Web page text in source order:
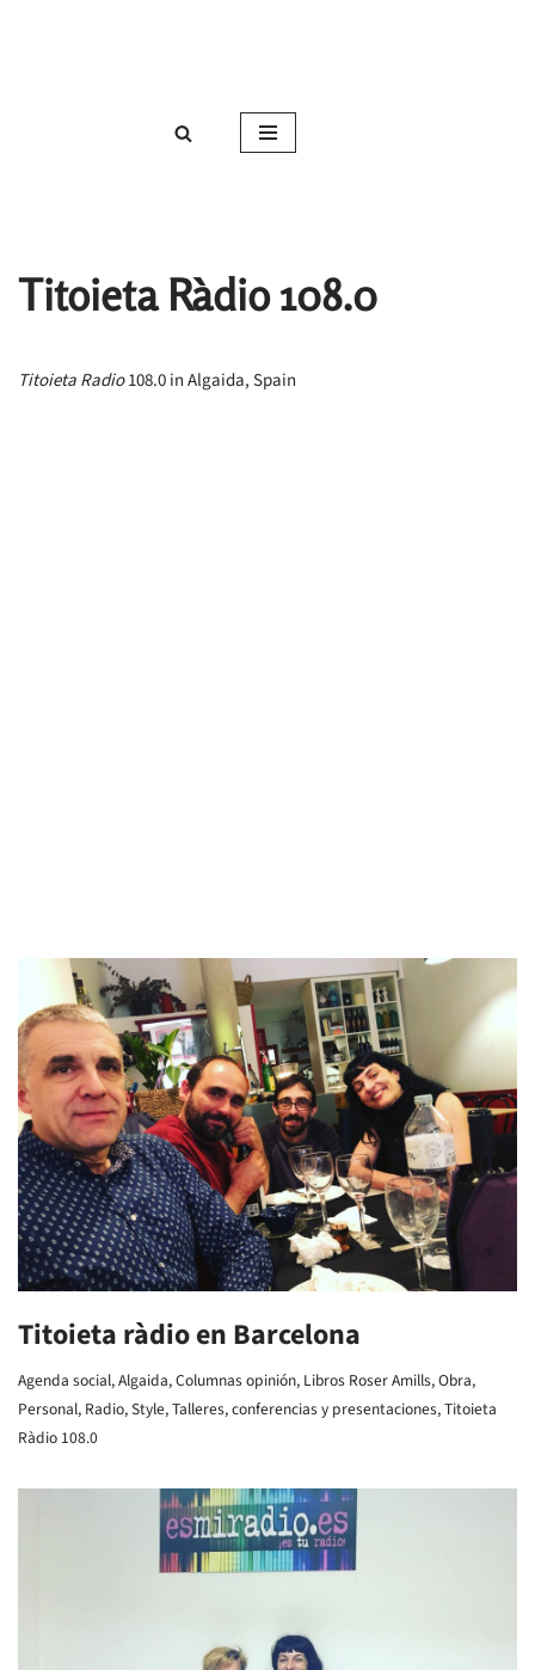
Titoieta Ràdio 108.0
Titoieta Radio108.0 in Algaida, Spain
Titoieta ràdio en Barcelona
Agenda social,Algaida,Columnas opinión, Libros Roser Amills,Obra,
Personal, Radio,Style,Talleres, conferencias y presentaciones,Titoieta
Ràdio 108.0